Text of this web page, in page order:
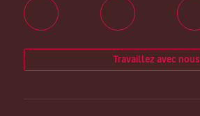
Travaillez avec nous